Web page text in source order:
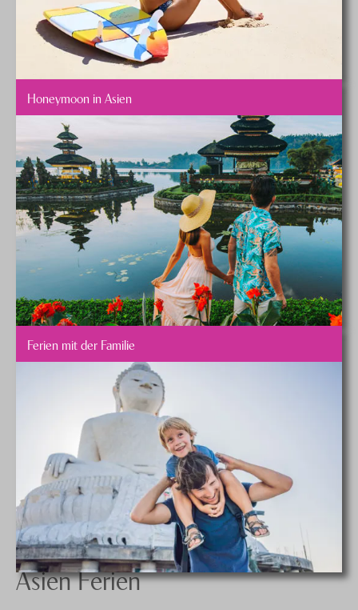
Honeymoon in Asien
Ferien mit der Familie
Asien Ferien